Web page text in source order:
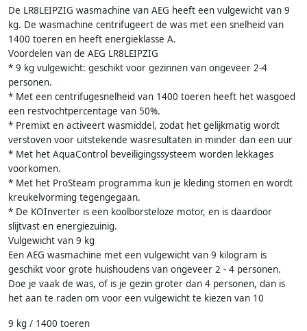
De LR8LEIPZIG wasmachine van AEG heeft een vulgewicht van 9
kg. De wasmachine centrifugeert de was met een snelheid van
1400 toeren en heeft energieklasse A.
Voordelen van de AEG LR8LEIPZIG
* 9 kg vulgewicht: geschikt voor gezinnen van ongeveer 2-4
personen.
* Met een centrifugesnelheid van 1400 toeren heeft het wasgoed
een restvochtpercentage van 50%.
* Premixt en activeert wasmiddel, zodat het gelijkmatig wordt
verstoven voor uitstekende wasresultaten in minder dan een uur
* Met het AquaControl beveiligingssysteem worden lekkages
voorkomen.
* Met het ProSteam programma kun je kleding stomen en wordt
kreukelvorming tegengegaan.
* De KOInverter is een koolborsteloze motor, en is daardoor
slijtvast en energiezuinig.
Vulgewicht van 9 kg
Een AEG wasmachine met een vulgewicht van 9 kilogram is
geschikt voor grote huishoudens van ongeveer 2 - 4 personen.
Doe je vaak de was, of is je gezin groter dan 4 personen, dan is
het aan te raden om voor een vulgewicht te kiezen van 10
9 kg / 1400 toeren